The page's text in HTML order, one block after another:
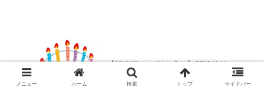
月で200記事に到達した雑記ブログの
PV数・収益・人気記事を公開。
メニュー ホーム 検索 トップ サイドバー